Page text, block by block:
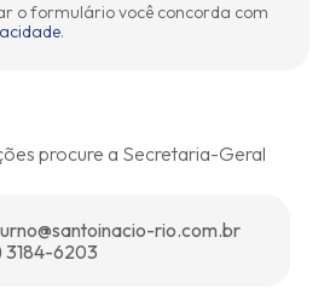
o formulário você concorda com
.
procure a Secretaria-Geral
rio.com.br
3184-6203